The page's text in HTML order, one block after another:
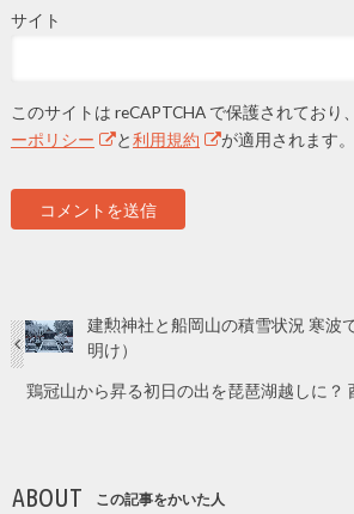
サイト
このサイトは reCAPTCHA で保護されており
ーポリシー
と利用規約 が適用されます。
建勲神社と船岡山の積雪状況 寒波
明け）
鶏冠山から昇る初日の出を琵琶湖越しに？
ABOUT この記事をかいた人